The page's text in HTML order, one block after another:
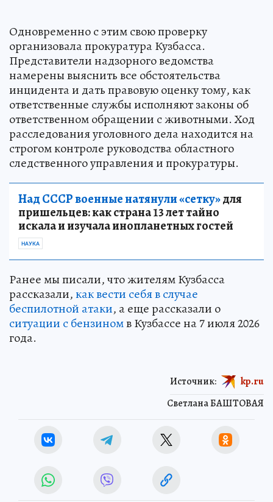
Одновременно с этим свою проверку
организовала прокуратура Кузбасса.
Представители надзорного ведомства
намерены выяснить все обстоятельства
инцидента и дать правовую оценку тому, как
ответственные службы исполняют законы об
ответственном обращении с животными. Ход
расследования уголовного дела находится на
строгом контроле руководства областного
следственного управления и прокуратуры.
Над СССР военные натянули «сетку»для
пришельцев: как страна 13 лет тайно
искала и изучала инопланетных гостей
НАУКА
Ранее мы писали, что жителям Кузбасса
рассказали,как вести себя в случае
беспилотной атаки, а еще рассказали о
ситуации с бензиномв Кузбассе на 7 июля 2026
года.
Светлана БАШТОВАЯ
Источник: kp.ru